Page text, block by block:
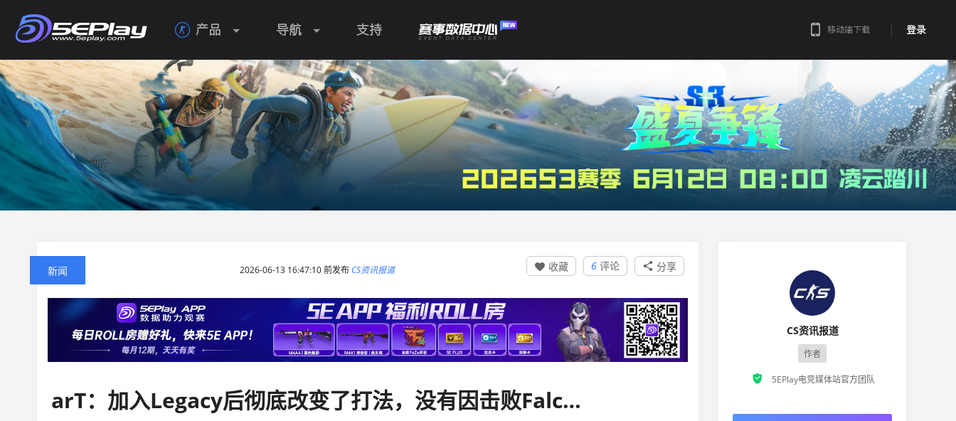
 产品 导航 支持 登录
移动端下载
新闻 2026-06-13 16:47:10 前发布 CS资讯报道  分享
6 评论
 收藏
arT：加入Legacy后彻底改变了打法，没有因击败Falcons自满
CS资讯报道
作者
 5EPlay电竞媒体站官方团队